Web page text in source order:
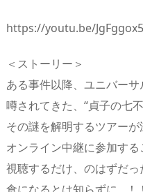
https://youtu.be/
＜ストーリー＞
ある事件以降、ユニバー
噂されてきた、“貞子の七
その謎を解明するツアー
オンライン中継に参加する
視聴するだけ、のはずだ
食になるとは知らずに…！！